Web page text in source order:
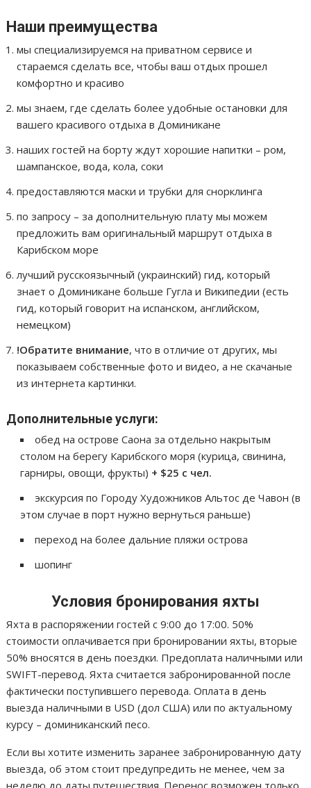
Наши преимущества
мы специализируемся на приватном сервисе и
стараемся сделать все, чтобы ваш отдых прошел
комфортно и красиво
мы знаем, где сделать более удобные остановки для
вашего красивого отдыха в Доминикане
наших гостей на борту ждут хорошие напитки – ром,
шампанское, вода, кола, соки
предоставляются маски и трубки для снорклинга
по запросу – за дополнительную плату мы можем
предложить вам оригинальный маршрут отдыха в
Карибском море
лучший русскоязычный (украинский) гид, который
знает о Доминикане больше Гугла и Википедии (есть
гид, который говорит на испанском, английском,
немецком)
!Обратите внимание, что в отличие от других, мы
показываем собственные фото и видео, а не скачаные
из интернета картинки.
Дополнительные услуги:
обед на острове Саона за отдельно накрытым
столом на берегу Карибского моря (курица, свинина,
гарниры, овощи, фрукты) + $25 с чел.
экскурсия по Городу Художников Альтос де Чавон (в
этом случае в порт нужно вернуться раньше)
переход на более дальние пляжи острова
шопинг
Условия бронирования яхты
Яхта в распоряжении гостей с 9:00 до 17:00. 50%
стоимости оплачивается при бронировании яхты, вторые
50% вносятся в день поездки. Предоплата наличными или
SWIFT-перевод. Яхта считается забронированной после
фактически поступившего перевода. Оплата в день
выезда наличными в USD (дол США) или по актуальному
курсу – доминиканский песо.
Если вы хотите изменить заранее забронированную дату
выезда, об этом стоит предупредить не менее, чем за
неделю до даты путешествия. Перенос возможен только